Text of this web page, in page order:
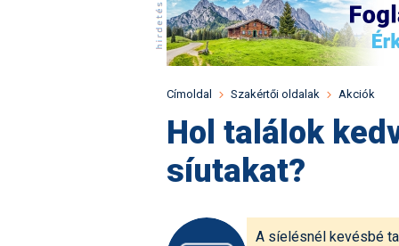
Síbérletárak
Toplista
Időjárás
Havazás
Címoldal Szakértői oldalak Akciók
Hol találok
síutakat?
A síelésnél kevésbé